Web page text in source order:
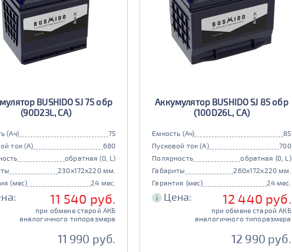
BUSHIDO SJ 75 обр
(90D23L, CA)
(Ач)
75
ток (А)
680
обратная (0, L)
230x172x220 мм.
(мес)
24 мес.
11 540 руб.
при обмене старой АКБ
аналогичного типоразмера
11 990 руб.
Аккумулятор BUSHIDO SJ 85 обр
(100D26L, CA)
Емкость (Ач)
85
Пусковой ток (А)
700
Полярность
обратная (0, L)
Габариты
260x172x220 мм.
Гарантия (мес)
24 мес.
i Цена: 12 440 руб.
при обмене старой АКБ
аналогичного типоразмера
12 990 руб.